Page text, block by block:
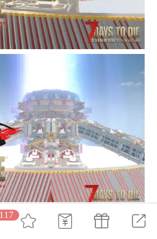
弊模组，
器外挂！
到一些信息
了维护游
声明，规范
117